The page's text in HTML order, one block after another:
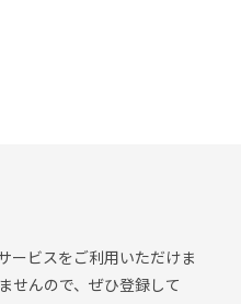
ービスをご利用いただけま
せんので、ぜひ登録して